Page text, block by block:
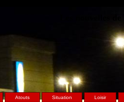
Atouts Situation Loisir